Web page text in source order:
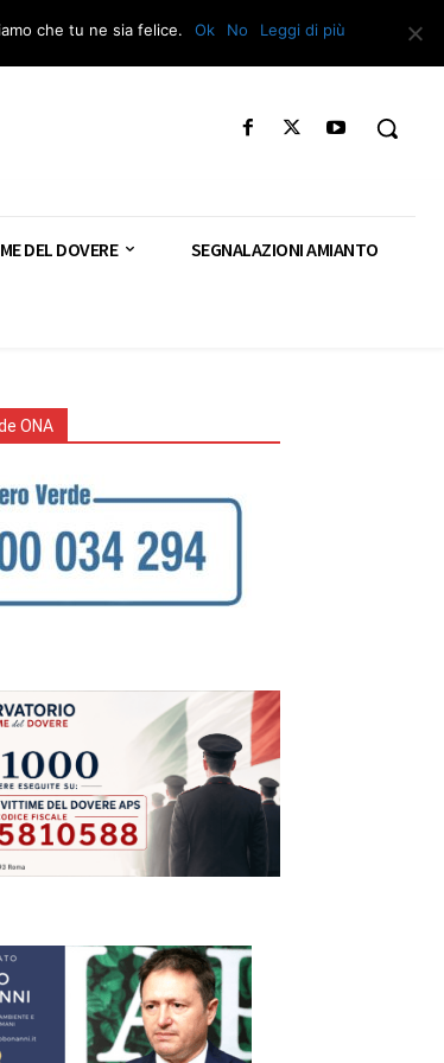
DEL DOVERE SEGNALAZIONI AMIANTO
ONA
che tu ne sia felice. Ok No Leggi di più